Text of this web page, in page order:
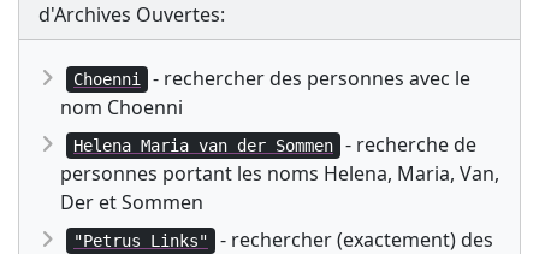
d'Archives Ouvertes:
Choenni
- rechercher des personnes avec le
nom Choenni
Helena Maria van der Sommen
- recherche de
personnes portant les noms Helena, Maria, Van,
Der et Sommen
"Petrus Links"
- rechercher (exactement) des